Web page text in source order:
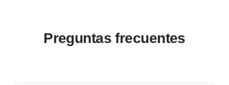
Preguntas frecuentes